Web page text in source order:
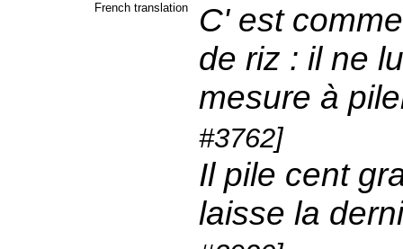
French translation
C' est
de riz : il ne
mesure à
#3762]
Il pile cent
laisse la